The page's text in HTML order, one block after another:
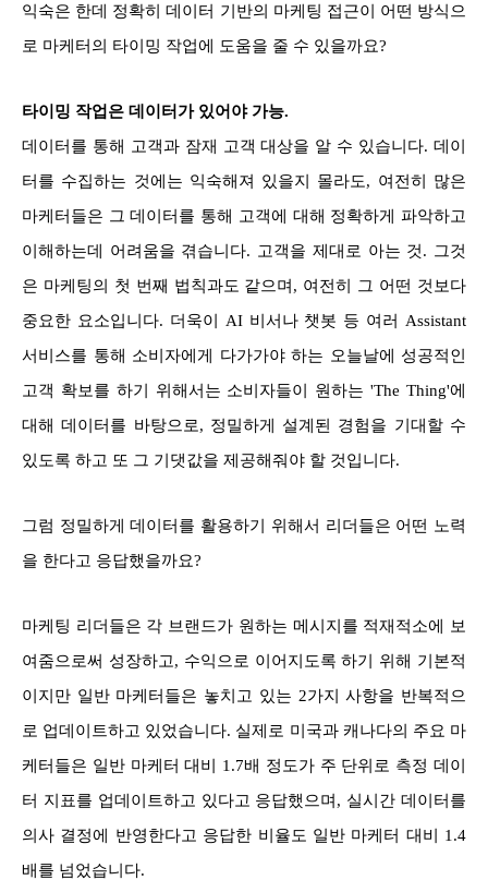
익숙은 한데 정확히 데이터 기반의 마케팅 접근이 어떤 방식으
로 마케터의 타이밍 작업에 도움을 줄 수 있을까요?
타이밍 작업은 데이터가 있어야 가능.
데이터를 통해 고객과 잠재 고객 대상을 알 수 있습니다. 데이
터를 수집하는 것에는 익숙해져 있을지 몰라도, 여전히 많은
마케터들은 그 데이터를 통해 고객에 대해 정확하게 파악하고
이해하는데 어려움을 겪습니다. 고객을 제대로 아는 것. 그것
은 마케팅의 첫 번째 법칙과도 같으며, 여전히 그 어떤 것보다
중요한 요소입니다. 더욱이 AI 비서나 챗봇 등 여러 Assistant
서비스를 통해 소비자에게 다가가야 하는 오늘날에 성공적인
고객 확보를 하기 위해서는 소비자들이 원하는 'The Thing'에
대해 데이터를 바탕으로, 정밀하게 설계된 경험을 기대할 수
있도록 하고 또 그 기댓값을 제공해줘야 할 것입니다.
그럼 정밀하게 데이터를 활용하기 위해서 리더들은 어떤 노력
을 한다고 응답했을까요?
마케팅 리더들은 각 브랜드가 원하는 메시지를 적재적소에 보
여줌으로써 성장하고, 수익으로 이어지도록 하기 위해 기본적
이지만 일반 마케터들은 놓치고 있는 2가지 사항을 반복적으
로 업데이트하고 있었습니다. 실제로 미국과 캐나다의 주요 마
케터들은 일반 마케터 대비 1.7배 정도가 주 단위로 측정 데이
터 지표를 업데이트하고 있다고 응답했으며, 실시간 데이터를
의사 결정에 반영한다고 응답한 비율도 일반 마케터 대비 1.4
배를 넘었습니다.